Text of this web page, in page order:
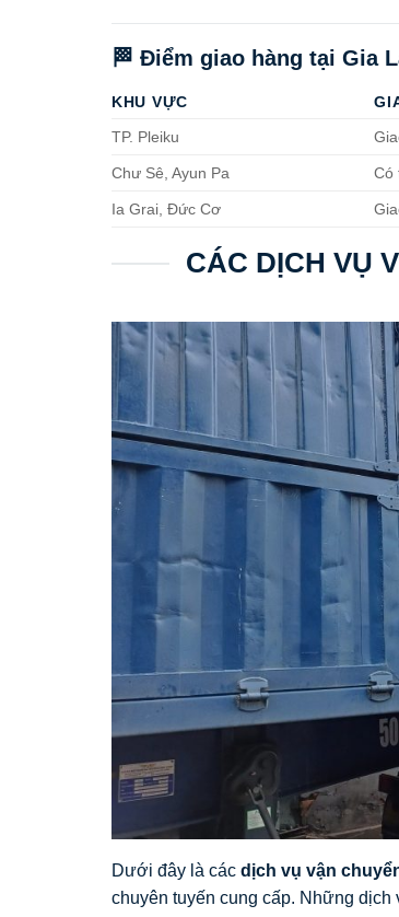
🏁 Điểm giao hàng tại Gia
KHU VỰC
TP. Pleiku
Chư Sê, Ayun Pa Có
Ia Grai, Đức Cơ
CÁC DỊCH VỤ
Dưới đây là các dịch vụ vận
chuyên tuyến cung cấp. Những dịch